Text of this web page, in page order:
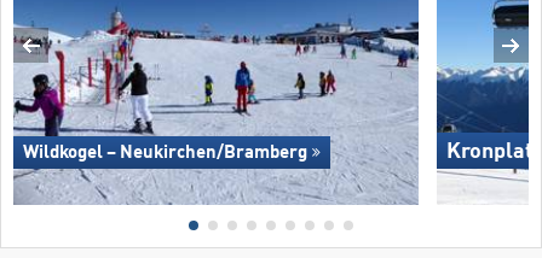
Wildkogel – Neukirchen/​Bramberg Kronplatz